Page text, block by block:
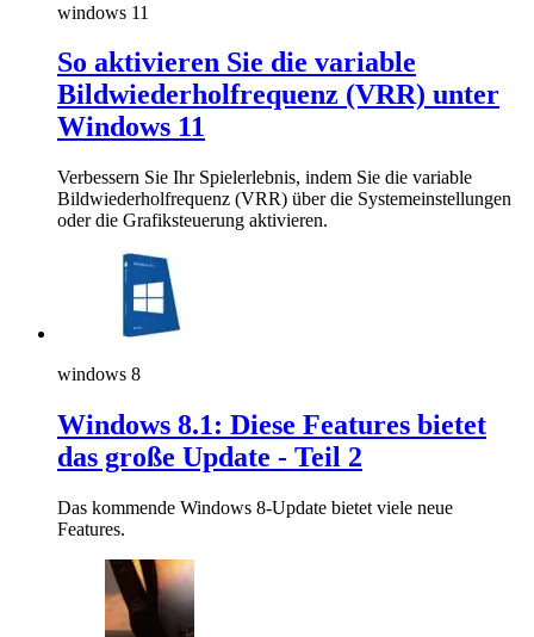
windows 11
So aktivieren Sie die variable
Bildwiederholfrequenz (VRR) unter
Windows 11
Verbessern Sie Ihr Spielerlebnis, indem Sie die variable
Bildwiederholfrequenz (VRR) über die Systemeinstellungen
oder die Grafiksteuerung aktivieren.
windows 8
Windows 8.1: Diese Features bietet
das große Update - Teil 2
Das kommende Windows 8-Update bietet viele neue
Features.